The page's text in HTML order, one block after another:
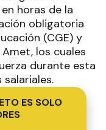
horas de la
obligatoria
(CGE) y
los cuales
durante esta
ES SOLO